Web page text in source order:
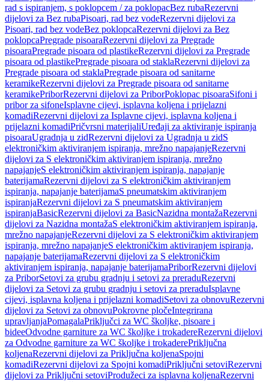
rad s ispiranjem, s poklopcem / za poklopacBez rubaRezervni
dijelovi za Bez rubaPisoari, rad bez vodeRezervni dijelovi za
Pisoari, rad bez vodeBez poklopcaRezervni dijelovi za Bez
poklopcaPregrade pisoaraRezervni dijelovi za Pregrade
pisoaraPregrade pisoara od plastikeRezervni dijelovi za Pregrade
pisoara od plastikePregrade pisoara od staklaRezervni dijelovi za
Pregrade pisoara od staklaPregrade pisoara od sanitarne
keramikeRezervni dijelovi za Pregrade pisoara od sanitarne
keramikePriborRezervni dijelovi za PriborPoklopac pisoaraSifoni i
pribor za sifoneIsplavne cijevi, isplavna koljena i prijelazni
komadiRezervni dijelovi za Isplavne cijevi, isplavna koljena i
prijelazni komadiPričvrsni materijaliUređaji za aktiviranje ispiranja
pisoaraUgradnja u zidRezervni dijelovi za Ugradnja u zidS
elektroničkim aktiviranjem ispiranja, mrežno napajanjeRezervni
dijelovi za S elektroničkim aktiviranjem ispiranja, mrežno
napajanjeS elektroničkim aktiviranjem ispiranja, napajanje
baterijamaRezervni dijelovi za S elektroničkim aktiviranjem
ispiranja, napajanje baterijamaS pneumatskim aktiviranjem
ispiranjaRezervni dijelovi za S pneumatskim aktiviranjem
ispiranjaBasicRezervni dijelovi za BasicNazidna montažaRezervni
dijelovi za Nazidna montažaS elektroničkim aktiviranjem ispiranja,
mrežno napajanjeRezervni dijelovi za S elektroničkim aktiviranjem
ispiranja, mrežno napajanjeS elektroničkim aktiviranjem ispiranja,
napajanje baterijamaRezervni dijelovi za S elektroničkim
aktiviranjem ispiranja, napajanje baterijamaPriborRezervni dijelovi
za PriborSetovi za grubu gradnju i setovi za preraduRezervni
dijelovi za Setovi za grubu gradnju i setovi za preraduIsplavne
cijevi, isplavna koljena i prijelazni komadiSetovi za obnovuRezervni
dijelovi za Setovi za obnovuPokrovne pločeIntegrirana
upravljanjaPomagalaPriključci za WC školjke, pisoare i
bideeOdvodne garniture za WC školjke i trokadereRezervni dijelovi
za Odvodne garniture za WC školjke i trokaderePriključna
koljenaRezervni dijelovi za Priključna koljenaSpojni
komadiRezervni dijelovi za Spojni komadiPriključni setoviRezervni
dijelovi za Priključni setoviProdužeci za isplavna koljenaRezervni